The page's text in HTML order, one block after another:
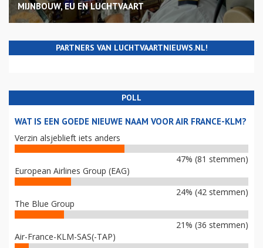
MIJNBOUW, EU EN LUCHTVAART
PARTNERS VAN LUCHTVAARTNIEUWS.NL!
POLL
WAT IS EEN GOEDE NIEUWE NAAM VOOR AIR FRANCE-KLM?
Verzin alsjeblieft iets anders
47% (81 stemmen)
European Airlines Group (EAG)
24% (42 stemmen)
The Blue Group
21% (36 stemmen)
Air-France-KLM-SAS(-TAP)